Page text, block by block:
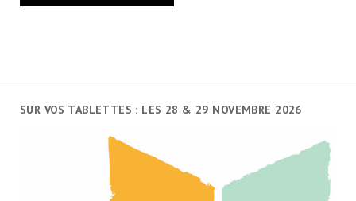
SUR VOS TABLETTES : LES 28 & 29 NOVEMBRE 2026